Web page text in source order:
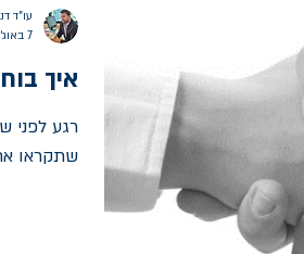
איך
רגע לפני
שתקראו
עו"ד
7 באוג׳ 2016